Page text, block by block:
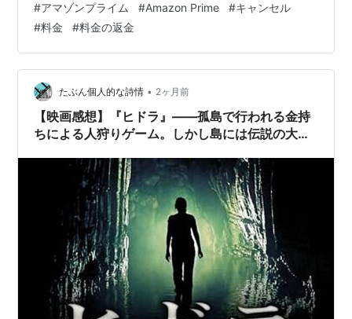
が変わったのかねぇ・・・ それともキャンセルする際、
何か手続きミスしたのかねぇ・・・ キャンセルをした記
憶があるけど、ボケたのか・・・ よくわからん。 とりあ
えず今回は返金の案内のメールも来たので大丈夫そう
だ。 今後、気をつけたいと思った次第。 【ＰＳ．】
20260610 プライムをキャンセ…
#アマゾンプライム #Amazon Prime #キャンセル
#料金 #料金の返金
たぶん個人的な詩情 • 2ヶ月前
【映画感想】『ヒドラ』――孤島で行われる金持
ちによる人狩りゲーム。しかし島には伝説の大
は悪くないＢ級パニック。